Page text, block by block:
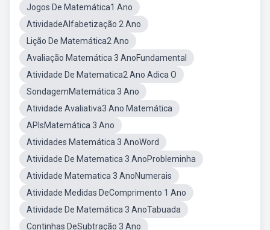
Jogos De Matemática1 Ano
AtividadeAlfabetização 2 Ano
Lição De Matemática2 Ano
Avaliação Matemática 3 AnoFundamental
Atividade De Matematica2 Ano Adica O
SondagemMatemática 3 Ano
Atividade Avaliativa3 Ano Matemática
APIsMatemática 3 Ano
Atividades Matemática 3 AnoWord
Atividade De Matematica 3 AnoProbleminha
Atividade Matematica 3 AnoNumerais
Atividade Medidas DeComprimento 1 Ano
Atividade De Matemática 3 AnoTabuada
Continhas DeSubtração 3 Ano